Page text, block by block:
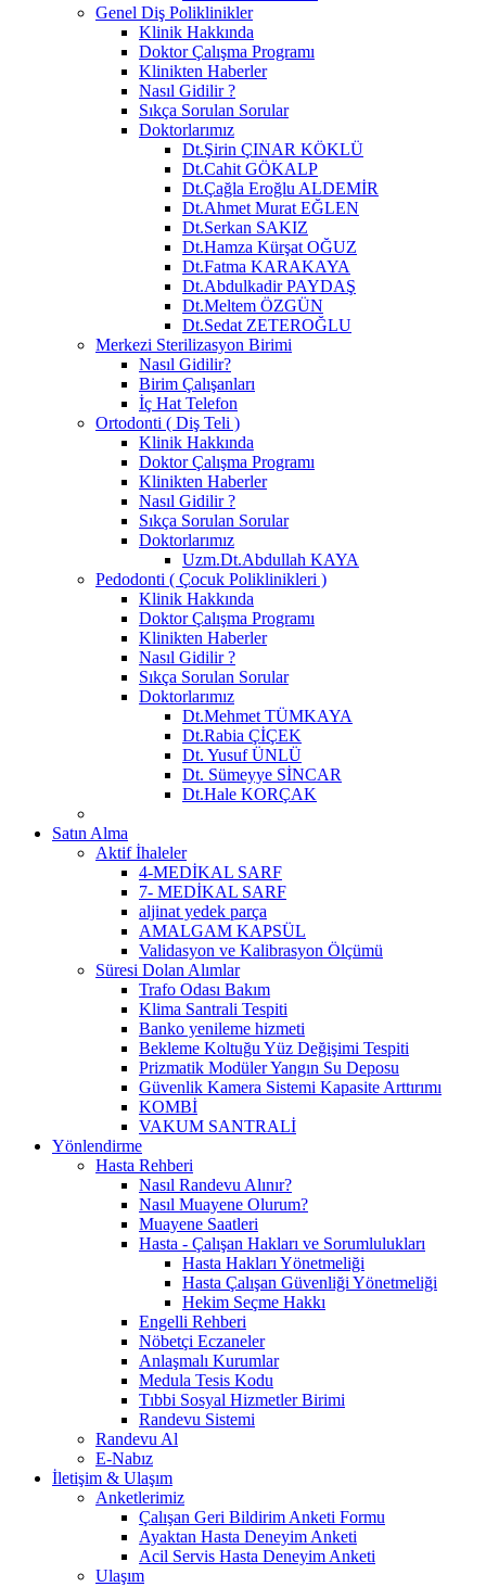
Genel Diş Poliklinikler
Klinik Hakkında
Doktor Çalışma Programı
Klinikten Haberler
Nasıl Gidilir ?
Sıkça Sorulan Sorular
Doktorlarımız
Dt.Şirin ÇINAR KÖKLÜ
Dt.Cahit GÖKALP
Dt.Çağla Eroğlu ALDEMİR
Dt.Ahmet Murat EĞLEN
Dt.Serkan SAKIZ
Dt.Hamza Kürşat OĞUZ
Dt.Fatma KARAKAYA
Dt.Abdulkadir PAYDAŞ
Dt.Meltem ÖZGÜN
Dt.Sedat ZETEROĞLU
Merkezi Sterilizasyon Birimi
Nasıl Gidilir?
Birim Çalışanları
İç Hat Telefon
Ortodonti ( Diş Teli )
Klinik Hakkında
Doktor Çalışma Programı
Klinikten Haberler
Nasıl Gidilir ?
Sıkça Sorulan Sorular
Doktorlarımız
Uzm.Dt.Abdullah KAYA
Pedodonti ( Çocuk Poliklinikleri )
Klinik Hakkında
Doktor Çalışma Programı
Klinikten Haberler
Nasıl Gidilir ?
Sıkça Sorulan Sorular
Doktorlarımız
Dt.Mehmet TÜMKAYA
Dt.Rabia ÇİÇEK
Dt. Yusuf ÜNLÜ
Dt. Sümeyye SİNCAR
Dt.Hale KORÇAK
Satın Alma
Aktif İhaleler
4-MEDİKAL SARF
7- MEDİKAL SARF
aljinat yedek parça
AMALGAM KAPSÜL
Validasyon ve Kalibrasyon Ölçümü
Süresi Dolan Alımlar
Trafo Odası Bakım
Klima Santrali Tespiti
Banko yenileme hizmeti
Bekleme Koltuğu Yüz Değişimi Tespiti
Prizmatik Modüler Yangın Su Deposu
Güvenlik Kamera Sistemi Kapasite Arttırımı
KOMBİ
VAKUM SANTRALİ
Yönlendirme
Hasta Rehberi
Nasıl Randevu Alınır?
Nasıl Muayene Olurum?
Muayene Saatleri
Hasta - Çalışan Hakları ve Sorumlulukları
Hasta Hakları Yönetmeliği
Hasta Çalışan Güvenliği Yönetmeliği
Hekim Seçme Hakkı
Engelli Rehberi
Nöbetçi Eczaneler
Anlaşmalı Kurumlar
Medula Tesis Kodu
Tıbbi Sosyal Hizmetler Birimi
Randevu Sistemi
Randevu Al
E-Nabız
İletişim & Ulaşım
Anketlerimiz
Çalışan Geri Bildirim Anketi Formu
Ayaktan Hasta Deneyim Anketi
Acil Servis Hasta Deneyim Anketi
Ulaşım